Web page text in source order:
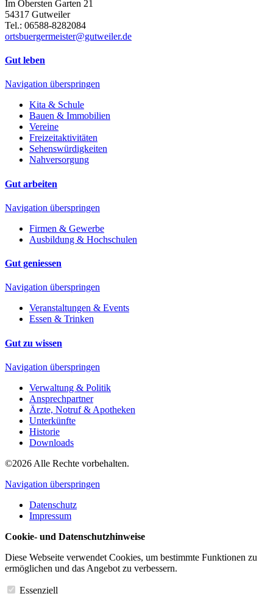
Im Obersten Garten 21
54317 Gutweiler
Tel.: 06588-8282084
ortsbuergermeister@gutweiler.de
Gut leben
Navigation überspringen
Kita & Schule
Bauen & Immobilien
Vereine
Freizeitaktivitäten
Sehenswürdigkeiten
Nahversorgung
Gut arbeiten
Navigation überspringen
Firmen & Gewerbe
Ausbildung & Hochschulen
Gut geniessen
Navigation überspringen
Veranstaltungen & Events
Essen & Trinken
Gut zu wissen
Navigation überspringen
Verwaltung & Politik
Ansprechpartner
Ärzte, Notruf & Apotheken
Unterkünfte
Historie
Downloads
©2026 Alle Rechte vorbehalten.
Navigation überspringen
Datenschutz
Impressum
Cookie- und Datenschutzhinweise
Diese Webseite verwendet Cookies, um bestimmte Funktionen zu
ermöglichen und das Angebot zu verbessern.
Essenziell